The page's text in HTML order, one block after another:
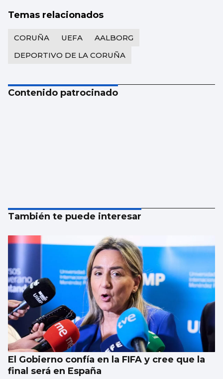
Temas relacionados
CORUÑA UEFA
AALBORG
DEPORTIVO DE LA CORUÑA
Contenido patrocinado
También te puede interesar
El Gobierno confía en la FIFA y cree que la
final será en España